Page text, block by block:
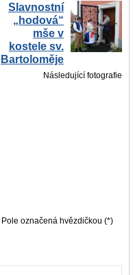
Slavnostní
„hodová“
mše v
kostele sv.
Bartoloměje
Následující fotografie
označená hvězdičkou (*)